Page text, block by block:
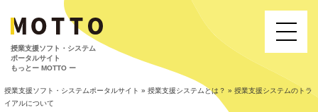
授業⽀援ソフト・システム
ポータルサイト
もっとー MOTTO ー
授業支援ソフト・システムポータルサイト » 授業支援システムとは？ » 授業支援システムのトラ
イアルについて